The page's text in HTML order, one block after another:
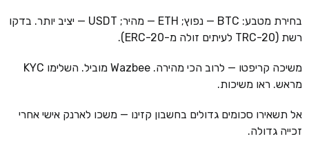
בחירת מטבע: BTC — נפוץ; ETH — מהיר; USDT — יציב יותר. בדקו
רשת (TRC-20 לעיתים זולה מ-ERC-20).
משיכה קריפטו — לרוב הכי מהירה. Wazbee מוביל. השלימו KYC
מראש. ראו משיכות.
אל תשאירו סכומים גדולים בחשבון קזינו — משכו לארנק אישי אחרי
זכייה גדולה.